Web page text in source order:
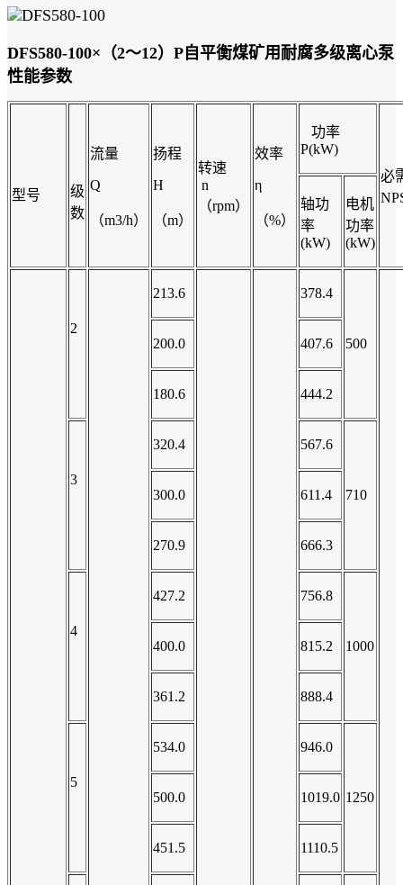
DFS580-100×（2～12）P自平衡煤矿用耐腐多级离心泵
性能参数
型号
级
数
流量
Q
（m3/h）
扬程
H
（m）
转速
n
（rpm）
效率
η
（%）
功率
P(kW)
必
轴功
率
(kW)
电机
功率
(kW)
2
213.6 378.4
500
200.0 407.6
180.6 444.2
3
320.4 567.6
710
300.0 611.4
270.9 666.3
4
427.2 756.8
1000
400.0 815.2
361.2 888.4
5
534.0 946.0
1250
500.0 1019.0
451.5 1110.5